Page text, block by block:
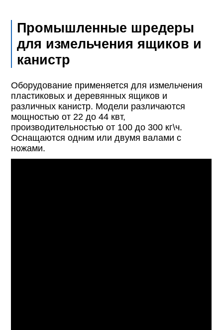
Промышленные шредеры
для измельчения ящиков и
канистр
Оборудование применяется для измельчения
пластиковых и деревянных ящиков и
различных канистр. Модели различаются
мощностью от 22 до 44 квт,
производительностью от 100 до 300 кг\ч.
Оснащаются одним или двумя валами с
ножами.